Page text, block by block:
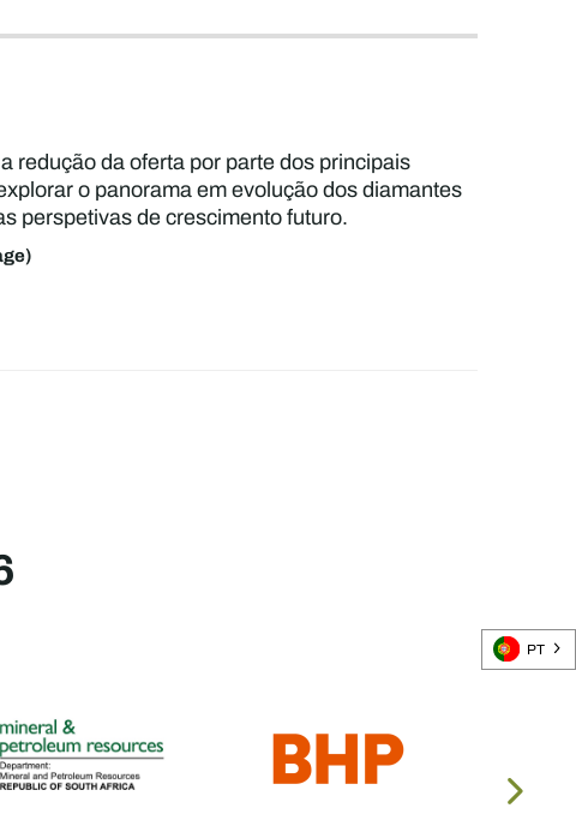
redução da oferta por parte dos principais
o panorama em evolução dos diamantes
perspetivas de crescimento futuro.
PT